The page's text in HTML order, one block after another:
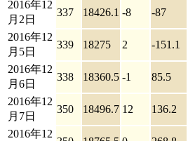
2016年12
月2日
337 18426.1 -8 -87
2016年12
月5日
339 18275 2 -151.1
2016年12
月6日
338 18360.5 -1 85.5
2016年12
月7日
350 18496.7 12 136.2
2016年12